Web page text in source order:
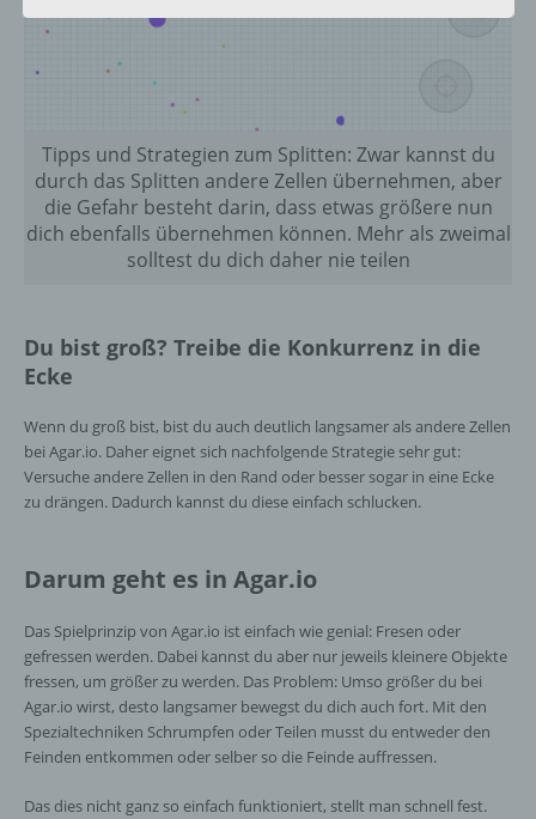
Tipps und Strategien zum Splitten: Zwar kannst du
durch das Splitten andere Zellen übernehmen, aber
die Gefahr besteht darin, dass etwas größere nun
dich ebenfalls übernehmen können. Mehr als zweimal
solltest du dich daher nie teilen
Du bist groß? Treibe die Konkurrenz in die
Ecke
Wenn du groß bist, bist du auch deutlich langsamer als andere Zellen
bei Agar.io. Daher eignet sich nachfolgende Strategie sehr gut:
Versuche andere Zellen in den Rand oder besser sogar in eine Ecke
zu drängen. Dadurch kannst du diese einfach schlucken.
Darum geht es in Agar.io
Das Spielprinzip von Agar.io ist einfach wie genial: Fresen oder
gefressen werden. Dabei kannst du aber nur jeweils kleinere Objekte
fressen, um größer zu werden. Das Problem: Umso größer du bei
Agar.io wirst, desto langsamer bewegst du dich auch fort. Mit den
Spezialtechniken Schrumpfen oder Teilen musst du entweder den
Feinden entkommen oder selber so die Feinde auffressen.
Das dies nicht ganz so einfach funktioniert, stellt man schnell fest.
Sind die Zwecke und Mittel dieser
Verarbeitung durch das Unionsrecht oder
das Recht der Mitgliedstaaten vorgegeben,
so kann der Verantwortliche
beziehungsweise können die bestimmten
Kriterien seiner Benennung nach dem
Unionsrecht oder dem Recht der
Mitgliedstaaten vorgesehen werden.
juristische Person, Behörde, Einrichtung
verarbeitet.
i) Empfänger
Empfänger ist eine natürliche oder juristische
Person, Behörde, Einrichtung oder andere
offengelegt werden, unabhängig davon, ob
es sich bei ihr um einen Dritten handelt oder
nicht. Behörden, die im Rahmen eines
bestimmten Untersuchungsauftrags nach
dem Unionsrecht oder dem Recht der
Mitgliedstaaten möglicherweise
jedoch nicht als Empfänger.